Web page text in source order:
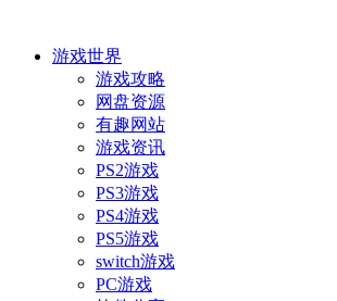
游戏世界
游戏攻略
网盘资源
有趣网站
游戏资讯
PS2游戏
PS3游戏
PS4游戏
PS5游戏
switch游戏
PC游戏